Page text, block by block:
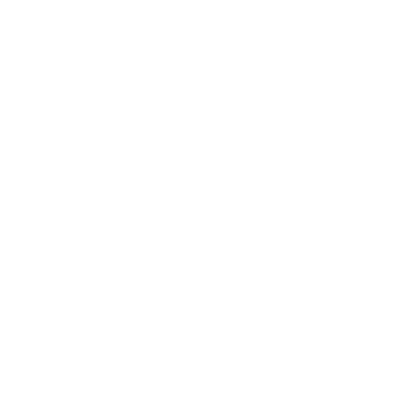
de Sacada com Roldanas
de Sacada com Vidro Fumê